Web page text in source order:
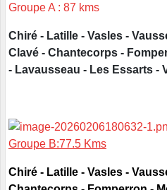
Groupe A : 87 kms
Chiré - Latille - Vasles -
Clavé - Chantecorps -
- Lavausseau - Les Essarts -
Groupe B:77.5 Kms
Chiré - Latille - Vasles -